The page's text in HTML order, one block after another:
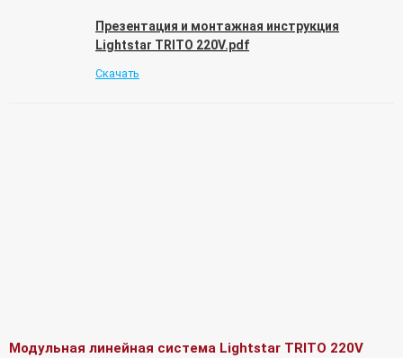
Презентация и монтажная инструкция
Lightstar TRITO 220V.pdf
Скачать
Модульная линейная система Lightstar TRITO 220V